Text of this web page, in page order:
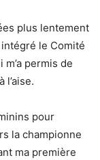
plus lentement
le Comité
permis de
pour
la championne
ma première